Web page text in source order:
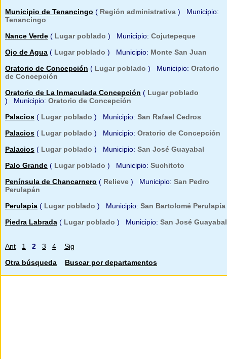
Municipio de Tenancingo ( Región administrativa ) Municipio:
Tenancingo
Nance Verde ( Lugar poblado ) Municipio: Cojutepeque
Ojo de Agua ( Lugar poblado ) Municipio: Monte San Juan
Oratorio de Concepción ( Lugar poblado ) Municipio: Oratorio
de Concepción
Oratorio de La Inmaculada Concepción ( Lugar poblado
) Municipio: Oratorio de Concepción
Palacios ( Lugar poblado ) Municipio: San Rafael Cedros
Palacios ( Lugar poblado ) Municipio: Oratorio de Concepción
Palacios ( Lugar poblado ) Municipio: San José Guayabal
Palo Grande ( Lugar poblado ) Municipio: Suchitoto
Península de Chancarnero ( Relieve ) Municipio: San Pedro
Perulapán
Perulapia ( Lugar poblado ) Municipio: San Bartolomé Perulapía
Piedra Labrada ( Lugar poblado ) Municipio: San José Guayabal
Ant 1 2 3 4
Sig
Otra búsqueda
Buscar por departamentos